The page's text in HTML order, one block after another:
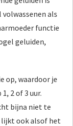
als
functie
geluiden,
op, waardoor je
2 of 3 uur.
bijna niet te
lijkt ook alsof het